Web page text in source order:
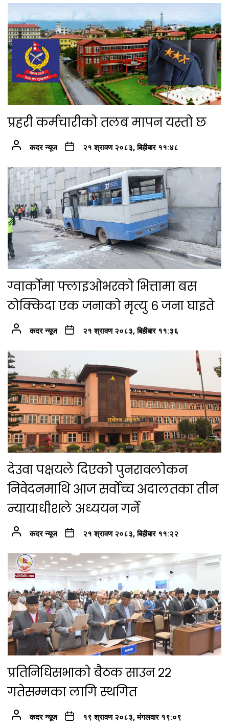
प्रहरी कर्मचारीको तलब मापन यस्तो छ
कदर न्यूज २१ श्रावण २०८३, बिहीबार ११:४८
ग्वार्कोमा फ्लाइओभरको भित्तामा बस
ठोक्किदा एक जनाको मृत्यु ६ जना घाइते
कदर न्यूज २१ श्रावण २०८३, बिहीबार ११:३६
देउवा पक्षयले दिएकोे पुनरावलोकन
निवेदनमाथि आज सर्वोच्च अदालतका तीन
न्यायाधीशले अध्ययन गर्ने
कदर न्यूज २१ श्रावण २०८३, बिहीबार ११:२२
प्रतिनिधिसभाको बैठक साउन २२
गतेसम्मका लागि स्थगित
कदर न्यूज १९ श्रावण २०८३, मंगलवार १९:०९